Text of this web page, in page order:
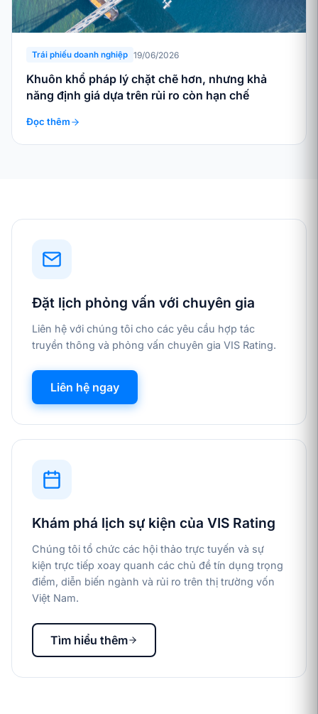
Trái phiếu doanh nghiệp 19/06/2026
Khuôn khổ pháp lý chặt chẽ hơn, nhưng khả
năng định giá dựa trên rủi ro còn hạn chế
Đọc thêm
Đặt lịch phỏng vấn với chuyên gia
Liên hệ với chúng tôi cho các yêu cầu hợp tác
truyền thông và phỏng vấn chuyên gia VIS Rating.
Liên hệ ngay
Khám phá lịch sự kiện của VIS Rating
Chúng tôi tổ chức các hội thảo trực tuyến và sự
kiện trực tiếp xoay quanh các chủ đề tín dụng trọng
điểm, diễn biến ngành và rủi ro trên thị trường vốn
Việt Nam.
Tìm hiểu thêm